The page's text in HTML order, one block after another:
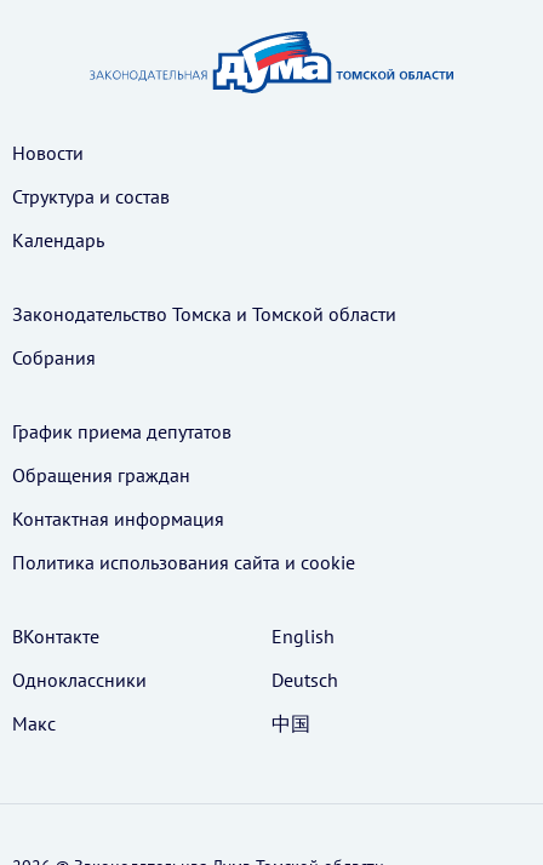
Новости
Структура и состав
Календарь
Законодательство Томска и Томской области
Собрания
График приема депутатов
Обращения граждан
Контактная информация
Политика использования cайта и cookie
ВКонтакте
Одноклассники
Макс
English
Deutsch
中国